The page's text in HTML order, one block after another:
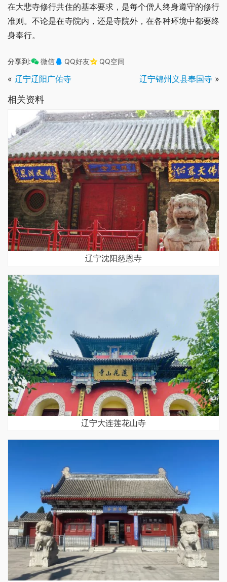
在大悲寺修行共住的基本要求，是每个僧人终身遵守的修行
准则。不论是在寺院内，还是寺院外，在各种环境中都要终
身奉行。
分享到: 微信 QQ好友 QQ空间
« 辽宁辽阳广佑寺 辽宁锦州义县奉国寺 »
相关资料
辽宁沈阳慈恩寺
辽宁大连莲花山寺